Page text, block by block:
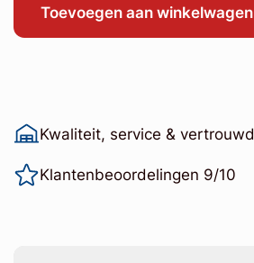
Toevoegen aan winkelwagen
Kwaliteit, service & vertrouwd
Klantenbeoordelingen 9/10